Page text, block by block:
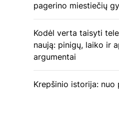
pagerino miestiečių
Kodėl verta taisyti
naują: pinigų, laiko ir
argumentai
Krepšinio istorija: